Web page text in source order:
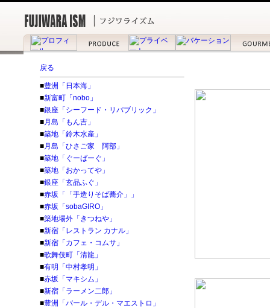
戻る
■豊洲「日本海」
■新富町「nobo」
■銀座「シーフード・リパブリック」
■月島「もん吉」
■築地「鈴木水産」
■月島「ひさご家 阿部」
■築地「ぐーばーぐ」
■築地「おかってや」
■銀座「玄品ふぐ」
■赤坂「「手造りそば蕎介」」
■赤坂「sobaGIRO」
■築地場外「きつねや」
■新宿「レストラン カナル」
■新宿「カフェ・コムサ」
■歌舞伎町「清龍」
■有明「中村孝明」
■赤坂「マキシム」
■新宿「ラーメン二郎」
■豊洲「バール・デル・マエストロ」